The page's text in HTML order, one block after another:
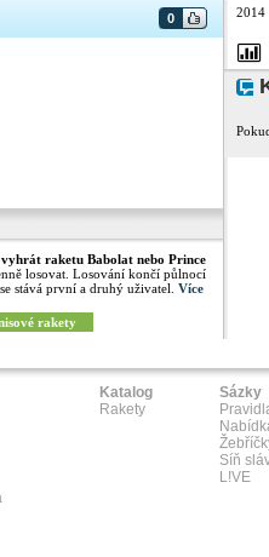
0
vyhrát raketu Babolat nebo Prince
losovat. Losování končí půlnocí
stává první a druhý uživatel. Více
rakety
2014
Katalog
Rakety
Sázky
Síň
L!VE